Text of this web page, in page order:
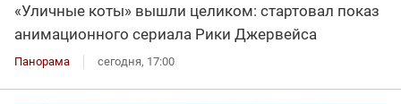
«Уличные коты» вышли целиком: стартовал показ
анимационного сериала Рики Джервейса
Панорама сегодня, 17:00